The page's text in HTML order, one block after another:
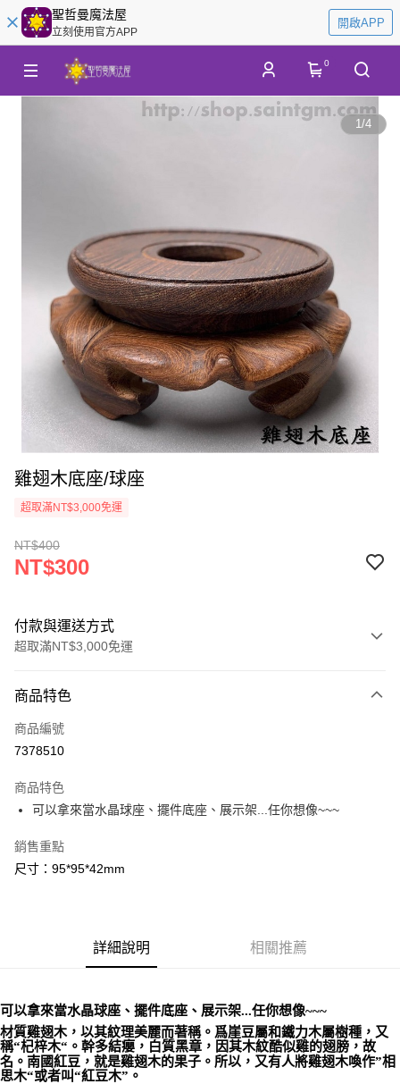
聖哲曼魔法屋
立刻使用官方APP
開啟APP
0
1/4
雞翅木底座/球座
超取滿NT$3,000免運
NT$400
NT$300
付款與運送方式
超取滿NT$3,000免運
信用卡一次付款
超商取貨付款
Apple Pay
街口支付
悠遊付
每筆NT$80，滿NT$3,000(含以上)免運費
7-11取貨付款
每筆NT$80，滿NT$3,000(含以上)免運費
商品特色
商品編號
7378510
商品特色
可以拿來當水晶球座、擺件底座、展示架...任你想像~~~
銷售重點
尺寸：95*95*42mm
詳細說明 相關推薦
可以拿來當水晶球座、擺件底座、展示架...任你想像~~~
材質雞翅木，以其紋理美麗而著稱。爲崖豆屬和鐵力木屬樹種，又
稱“杞梓木“。幹多結癭，白質黑章，因其木紋酷似雞的翅膀，故
名。南國紅豆，就是雞翅木的果子。所以，又有人將雞翅木喚作”相
思木“或者叫“紅豆木”。